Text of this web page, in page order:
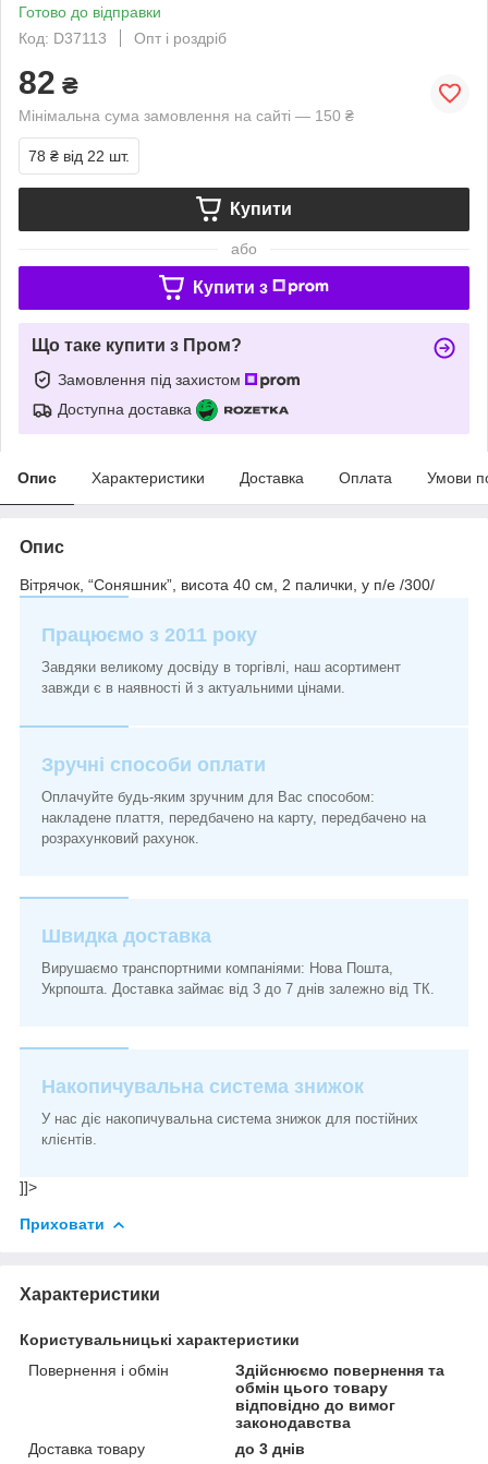
Готово до відправки
Код: D37113
Опт і роздріб
82 ₴
Мінімальна сума замовлення на сайті — 150 ₴
78 ₴ від 22 шт.
Купити
або
Купити з
Що таке купити з Пром?
Замовлення під захистом
Доступна доставка
Опис Характеристики Доставка Оплата Умови
Опис
Вітрячок, “Соняшник”, висота 40 см, 2 палички, у п/е /300/
Працюємо з 2011 року
Завдяки великому досвіду в торгівлі, наш асортимент
завжди є в наявності й з актуальними цінами.
Зручні способи оплати
Оплачуйте будь-яким зручним для Вас способом:
накладене плаття, передбачено на карту, передбачено на
розрахунковий рахунок.
Швидка доставка
Вирушаємо транспортними компаніями: Нова Пошта,
Укрпошта. Доставка займає від 3 до 7 днів залежно від ТК.
Накопичувальна система знижок
У нас діє накопичувальна система знижок для постійних
клієнтів.
]]>
Приховати
Характеристики
Користувальницькі характеристики
Повернення і обмін
Здійснюємо повернення та
обмін цього товару
відповідно до вимог
законодавства
Доставка товару
до 3 днів